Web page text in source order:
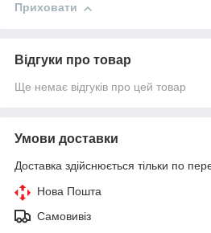
Приховати
Відгуки про товар
Ще немає відгуків про цей товар
Умови доставки
Доставка здійснюється тільки по
Нова Пошта
Самовивіз